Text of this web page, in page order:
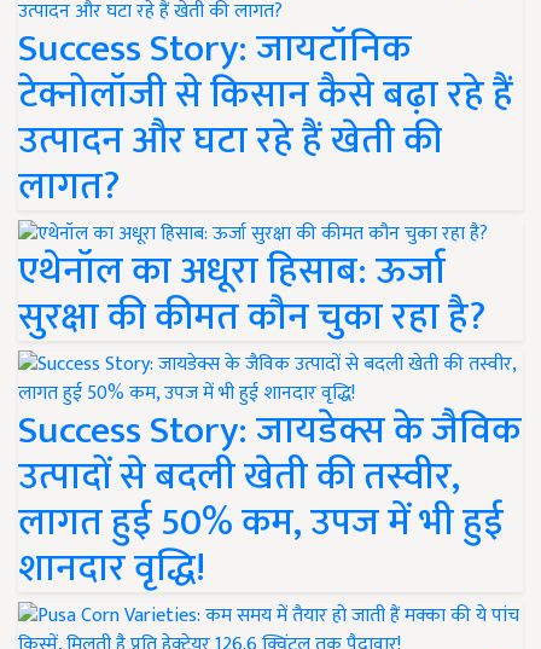
Success Story: जायटॉनिक
टेक्नोलॉजी से किसान कैसे बढ़ा रहे हैं
उत्पादन और घटा रहे हैं खेती की
लागत?
एथेनॉल का अधूरा हिसाब: ऊर्जा
सुरक्षा की कीमत कौन चुका रहा है?
Success Story: जायडेक्स के जैविक
उत्पादों से बदली खेती की तस्वीर,
लागत हुई 50% कम, उपज में भी हुई
शानदार वृद्धि!